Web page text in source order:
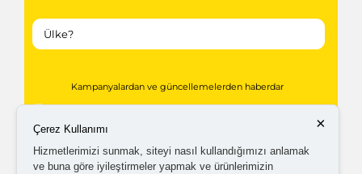
Kampanyalardan ve güncellemelerden haberdar
gönderilmesini kabul ediyorum.
×
Çerez Kullanımı
Hizmetlerimizi sunmak, siteyi nasıl kullandığımızı anlamak
ve buna göre iyileştirmeler yapmak ve ürünlerimizin